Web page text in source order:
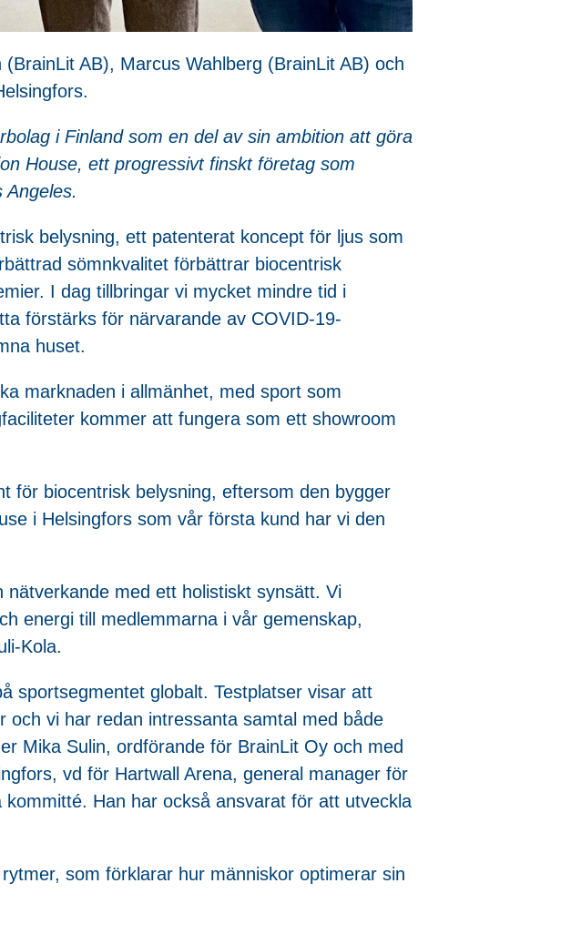
AB), Marcus Wahlberg (BrainLit AB) och
i Finland som en del av sin ambition att göra
House, ett progressivt finskt företag som
belysning, ett patenterat koncept för ljus som
sömnkvalitet förbättrar biocentrisk
I dag tillbringar vi mycket mindre tid i
förstärks för närvarande av COVID-19-
huset.
marknaden i allmänhet, med sport som
kommer att fungera som ett showroom
för biocentrisk belysning, eftersom den bygger
i Helsingfors som vår första kund har vi den
med ett holistiskt synsätt. Vi
energi till medlemmarna i vår gemenskap,
Kola.
sportsegmentet globalt. Testplatser visar att
och vi har redan intressanta samtal med både
Mika Sulin, ordförande för BrainLit Oy och med
vd för Hartwall Arena, general manager för
Han har också ansvarat för att utveckla
som förklarar hur människor optimerar sin